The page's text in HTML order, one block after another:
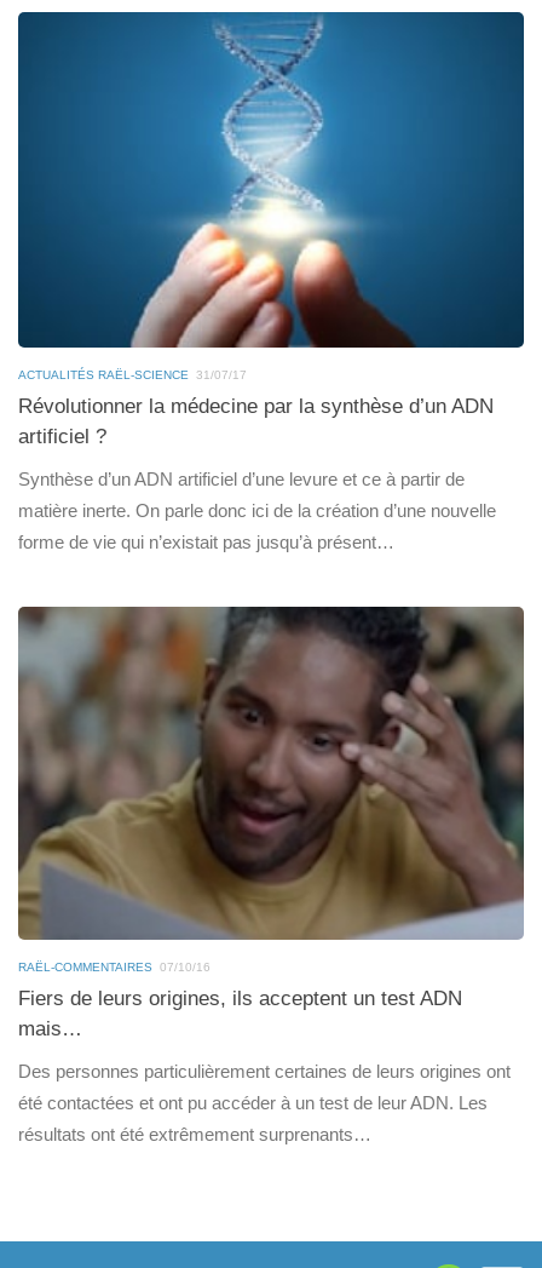
ACTUALITÉS RAËL-SCIENCE 31/07/17
Révolutionner la médecine par la synthèse d’un ADN
artificiel ?
Synthèse d’un ADN artificiel d’une levure et ce à partir de
matière inerte. On parle donc ici de la création d’une nouvelle
forme de vie qui n’existait pas jusqu’à présent…
RAËL-COMMENTAIRES 07/10/16
Fiers de leurs origines, ils acceptent un test ADN
mais…
Des personnes particulièrement certaines de leurs origines ont
été contactées et ont pu accéder à un test de leur ADN. Les
résultats ont été extrêmement surprenants…